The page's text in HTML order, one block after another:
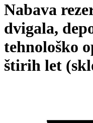
Nabava
dvigala,
tehnološko
štirih let